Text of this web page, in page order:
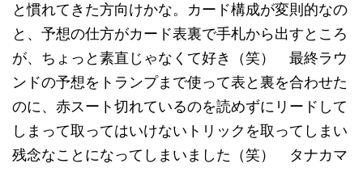
と慣れてきた方向けかな。カード構成が変則的なの
と、予想の仕方がカード表裏で手札から出すところ
が、ちょっと素直じゃなくて好き（笑） 最終ラウ
ンドの予想をトランプまで使って表と裏を合わせた
のに、赤スート切れているのを読めずにリードして
しまって取ってはいけないトリックを取ってしまい
残念なことになってしまいました（笑） タナカマ